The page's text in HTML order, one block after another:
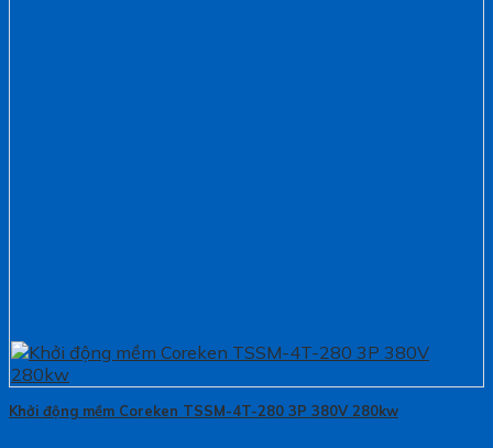
Khởi động mềm Coreken TSSM-4T-280 3P 380V 280kw